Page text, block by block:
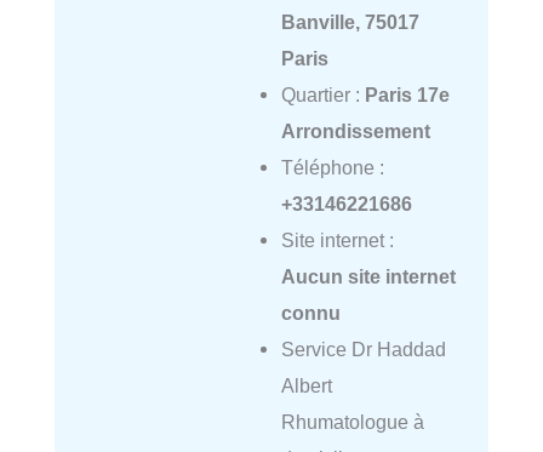
Banville, 75017
Paris
Quartier : Paris 17e
Arrondissement
Téléphone :
+33146221686
Site internet :
Aucun site internet
connu
Service Dr Haddad
Albert
Rhumatologue à